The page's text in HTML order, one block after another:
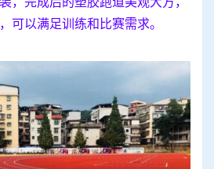
可以满足训练和比赛需求。